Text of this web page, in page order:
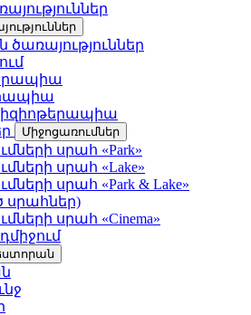
ծառայություններ
Միջոցառումներ
սրահ «Park»
սրահ «Lake»
սրահ «Park & Lake»
սրահներ)
սրահ «Cinema»